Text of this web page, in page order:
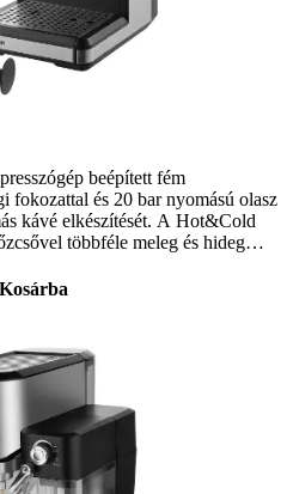
beépített fém
fokozattal és 20 bar nyomású olasz
kávé elkészítését. A Hot&Cold
többféle meleg és hideg
Kosárba